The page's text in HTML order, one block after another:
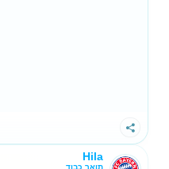
שתף
Hila
תואר כבוד